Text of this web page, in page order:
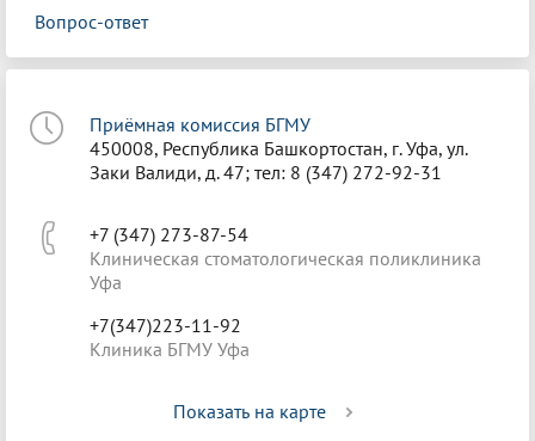
Вопрос-ответ
Приёмная комиссия БГМУ
450008, Республика Башкортостан, г. Уфа, ул.
Заки Валиди, д. 47; тел: 8 (347) 272-92-31
+7 (347) 273-87-54
Клиническая стоматологическая поликлиника
Уфа
+7(347)223-11-92
Клиника БГМУ Уфа
Показать на карте